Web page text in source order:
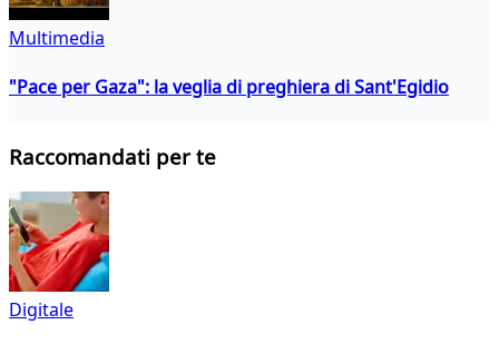
Multimedia
"Pace per Gaza": la veglia di preghiera di Sant'Egidio
Raccomandati per te
Digitale